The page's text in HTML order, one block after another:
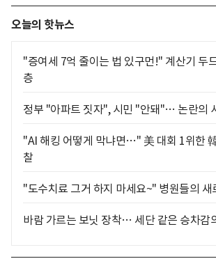
오늘의 핫뉴스
"증여세 7억 줄이는 법 있구먼!" 계산기 두
층
정부 "아파트 짓자", 시민 "안돼"… 논란의
"AI 해킹 어떻게 막냐면…" 美 대회 1위한
찰
"도수치료 그거 하지 마세요~" 병원들의 새
바람 가르는 보닛 장착… 세단 같은 승차감